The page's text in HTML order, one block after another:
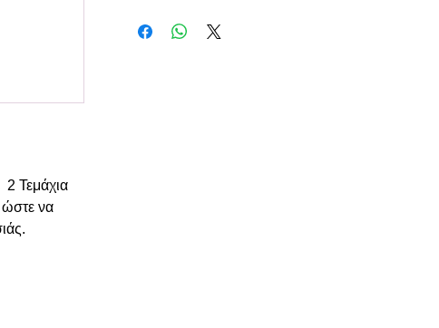
Τεμάχια
ώστε να